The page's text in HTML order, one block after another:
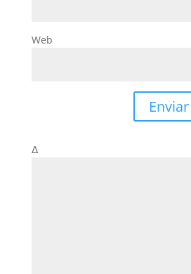
Web
Δ